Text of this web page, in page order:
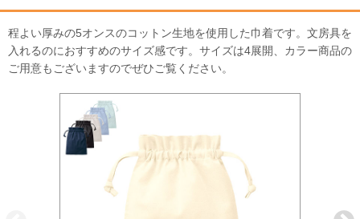
程よい厚みの5オンスのコットン生地を使用した巾着です。文房具を
入れるのにおすすめのサイズ感です。サイズは4展開、カラー商品の
ご用意もございますのでぜひご覧ください。